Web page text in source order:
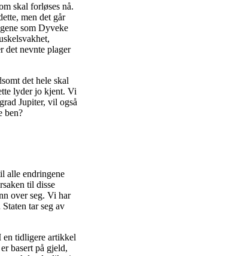
skal forløses nå.
men det går
som Dyveke
det nevnte plager
det hele skal
lyder jo kjent. Vi
Jupiter, vil også
ben?
alle endringene
til disse
over seg. Vi har
tar seg av
en tidligere artikkel
basert på gjeld,